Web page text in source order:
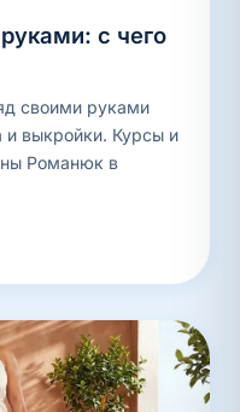
с чего
своими руками
и выкройки. Курсы и
Романюк в